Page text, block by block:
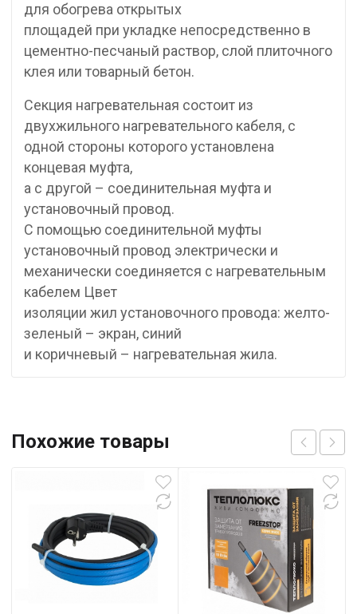
для обогрева открытых
площадей при укладке непосредственно в
цементно-песчаный раствор, слой плиточного
клея или товарный бетон.
Секция нагревательная состоит из
двухжильного нагревательного кабеля, с
одной стороны которого установлена
концевая муфта,
а с другой – соединительная муфта и
установочный провод.
С помощью соединительной муфты
установочный провод электрически и
механически соединяется с нагревательным
кабелем Цвет
изоляции жил установочного провода: желто-
зеленый – экран, синий
и коричневый – нагревательная жила.
Похожие товары